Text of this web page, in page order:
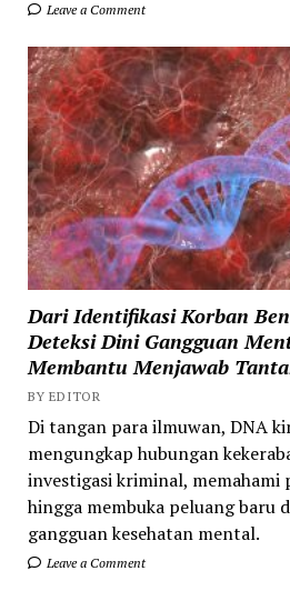
Leave a Comment
Dari Identifikasi Korban
Deteksi Dini Gangguan
Membantu Menjawab
BY EDITOR
Di tangan para ilmuwan, DNA
mengungkap hubungan
investigasi kriminal, memahami
hingga membuka peluang baru
gangguan kesehatan mental.
Leave a Comment